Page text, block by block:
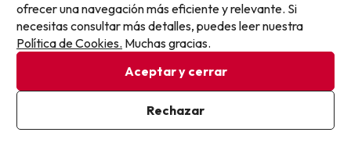
Sobre Buscounchollo.com
ofrecer una navegación más eficiente y relevante. Si
necesitas consultar más detalles, puedes leer nuestra
Política de Cookies. Muchas gracias.
Aceptar y cerrar
Rechazar